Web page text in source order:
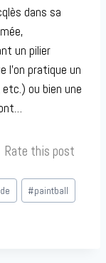
dans sa
un pilier
l’on pratique un
ou bien une
Rate this post
#paintball